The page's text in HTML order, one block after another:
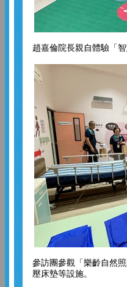
趙嘉倫院長親自體驗「
參訪團參觀「樂齡自然
壓床墊等設施。